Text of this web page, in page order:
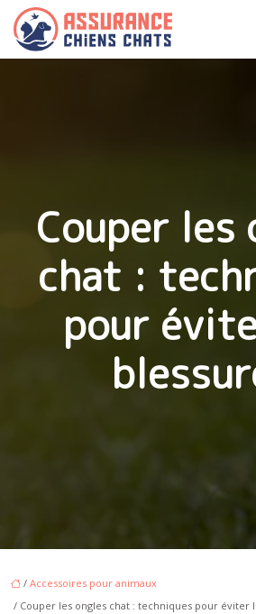
Couper les
chat :
pour
/ Accessoires pour animaux
/ Couper les ongles chat : techniques pour éviter